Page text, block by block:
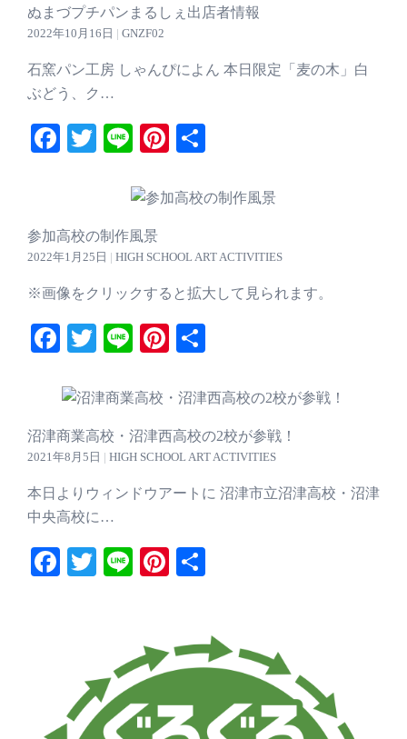
ぬまづプチパンまるしぇ出店者情報
2022年10月16日 GNZF02
石窯パン工房 しゃんぴによん 本日限定「麦の木」白
ぶどう、ク…
Facebook
TwitterLinePinterest
参加高校の制作風景
2022年1月25日 HIGH SCHOOL ART ACTIVITIES
※画像をクリックすると拡大して見られます。
Facebook
TwitterLinePinterest
沼津商業高校・沼津西高校の2校が参戦！
2021年8月5日 HIGH SCHOOL ART ACTIVITIES
本日よりウィンドウアートに 沼津市立沼津高校・沼津
中央高校に…
Facebook
TwitterLinePinterest